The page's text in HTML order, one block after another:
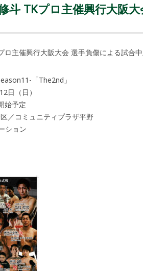
斗 TKプロ主催興行大阪
ロ主催興行大阪大会 選手負傷による試合
「The2nd」
日（日）
始予定
／コミュニティプラザ平野
ション